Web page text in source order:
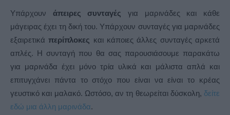
Υπάρχουν άπειρες συνταγές για μαρινάδες και κάθε
μάγειρας έχει τη δική του. Υπάρχουν συνταγές για μαρινάδες
εξαιρετικάπερίπλοκες και κάποιες άλλες συνταγές αρκετά
απλές. Η συνταγή που θα σας παρουσιάσουμε παρακάτω
για μαρινάδα έχει μόνο τρία υλικά και μάλιστα απλά και
επιτυγχάνει πάντα το στόχο που είναι να είναι το κρέας
γευστικό και μαλακό. Ωστόσο, αν τη θεωρείται δύσκολη, δείτε
εδώ μια άλλη μαρινάδα.